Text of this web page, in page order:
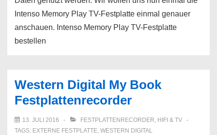
Intenso Memory Play TV-Festplatte einmal genauer
anschauen. Intenso Memory Play TV-Festplatte
bestellen
Western Digital My Book
Festplattenrecorder
13. JULI 2016 FESTPLATTENRECORDER, HIFI & TV
TAGS: EXTERNE FESTPLATTE, WESTERN DIGITAL